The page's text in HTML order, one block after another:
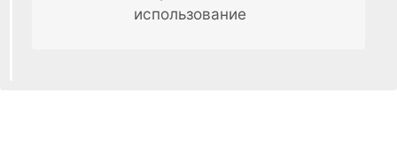
использование